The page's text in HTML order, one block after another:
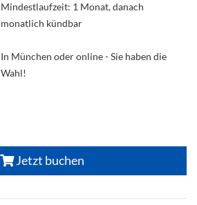
Mindestlaufzeit: 1 Monat, danach
monatlich kündbar
In München oder online - Sie haben die
Wahl!
Jetzt buchen